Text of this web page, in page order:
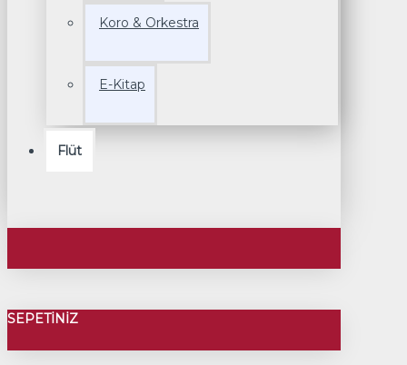
Koro & Orkestra
E-Kitap
Flüt
SEPETINIZ